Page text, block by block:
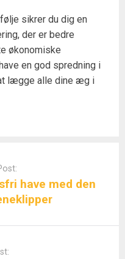
sikrer du dig en
der er bedre
økonomiske
en god spredning i
lægge alle dine æg i
have med den